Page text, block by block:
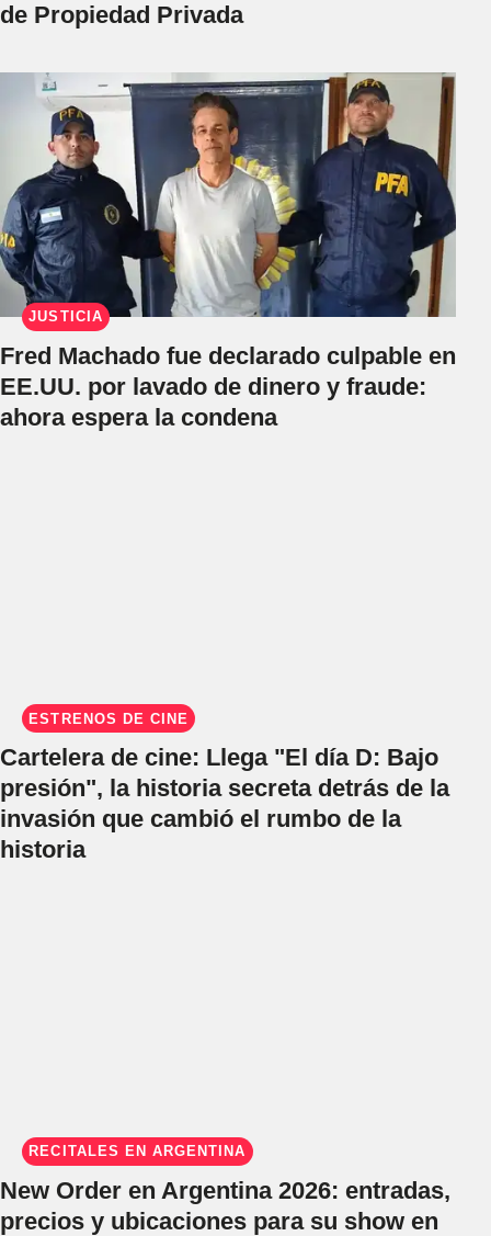
de Propiedad Privada
JUSTICIA
Fred Machado fue declarado culpable en
EE.UU. por lavado de dinero y fraude:
ahora espera la condena
ESTRENOS DE CINE
Cartelera de cine: Llega "El día D: Bajo
presión", la historia secreta detrás de la
invasión que cambió el rumbo de la
historia
RECITALES EN ARGENTINA
New Order en Argentina 2026: entradas,
precios y ubicaciones para su show en